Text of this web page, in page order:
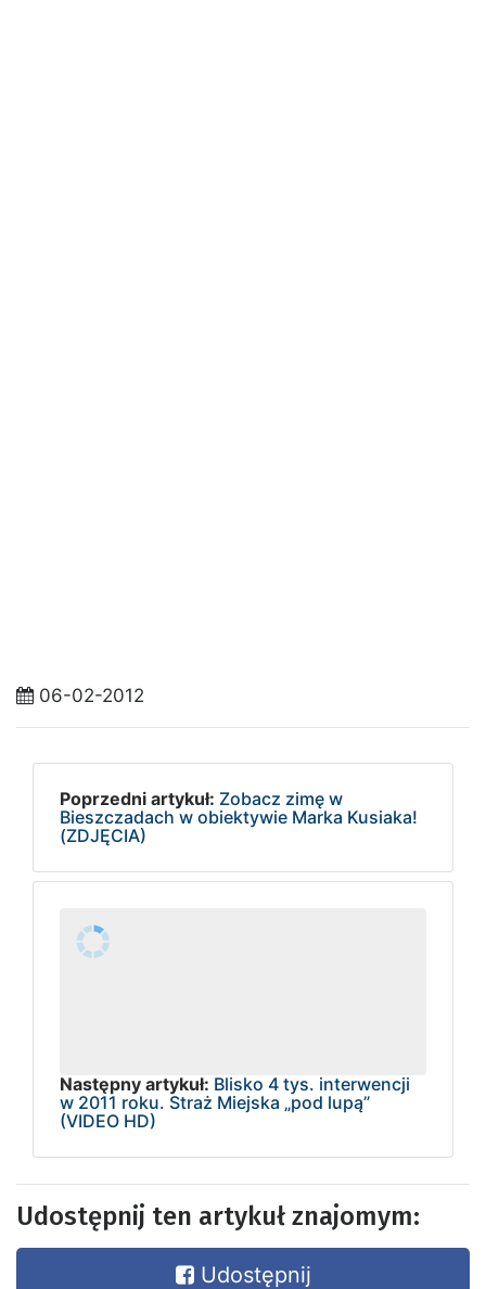
06-02-2012
Poprzedni artykuł: Zobacz zimę w
Bieszczadach w obiektywie Marka Kusiaka!
(ZDJĘCIA)
Następny artykuł: Blisko 4 tys. interwencji
w 2011 roku. Straż Miejska „pod lupą”
(VIDEO HD)
Udostępnij ten artykuł znajomym:
Udostępnij